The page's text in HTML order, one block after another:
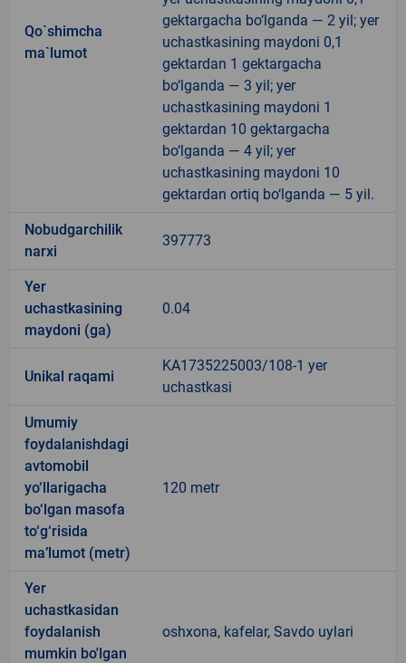
Qo`shimcha
ma`lumot
gektargacha bo‘lganda — 2 yil; yer
uchastkasining maydoni 0,1
gektardan 1 gektargacha
bo‘lganda — 3 yil; yer
uchastkasining maydoni 1
gektardan 10 gektargacha
bo‘lganda — 4 yil; yer
uchastkasining maydoni 10
gektardan ortiq bo‘lganda — 5 yil.
Nobudgarchilik
narxi
397773
Yer
uchastkasining
maydoni (ga)
0.04
Unikal raqami
KA1735225003/108-1 yer
uchastkasi
Umumiy
foydalanishdagi
avtomobil
yo‘llarigacha
bo‘lgan masofa
to‘g‘risida
ma’lumot (metr)
120 metr
Yer
uchastkasidan
foydalanish
mumkin bo'lgan
oshxona, kafelar, Savdo uylari